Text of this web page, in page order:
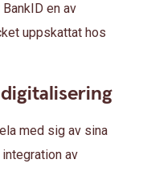
en av
uppskattat hos
med sig av sina
av